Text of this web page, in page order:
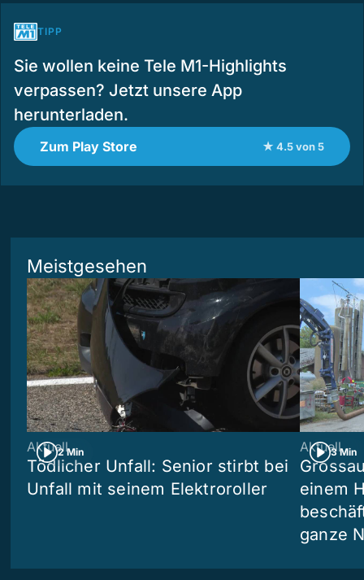
TIPP
Sie wollen keine Tele M1-Highlights
verpassen? Jetzt unsere App
herunterladen.
Zum Play Store ★ 4.5 von 5
Meistgesehen
2 Min
Aktuell
Tödlicher Unfall: Senior stirbt bei
Unfall mit seinem Elektroroller
3 Min
Aktuell
einem
ganze